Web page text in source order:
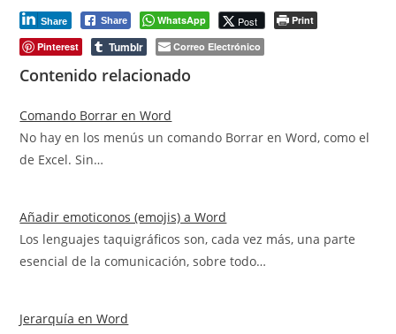
Share Share WhatsApp Post
Print
Pinterest
Tumblr Correo Electrónico
Contenido relacionado
Comando Borrar en Word
No hay en los menús un comando Borrar en Word, como el
de Excel. Sin…
Añadir emoticonos (emojis) a Word
Los lenguajes taquigráficos son, cada vez más, una parte
esencial de la comunicación, sobre todo…
Jerarquía en Word